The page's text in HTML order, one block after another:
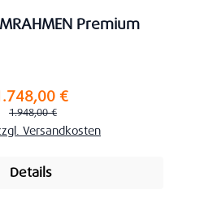
Premium
€
Regulärer Preis:
1.948,00 €
Versandkosten
Details